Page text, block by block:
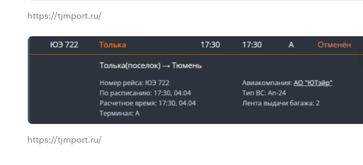
https://tjmport.ru/
https://tjmport.ru/